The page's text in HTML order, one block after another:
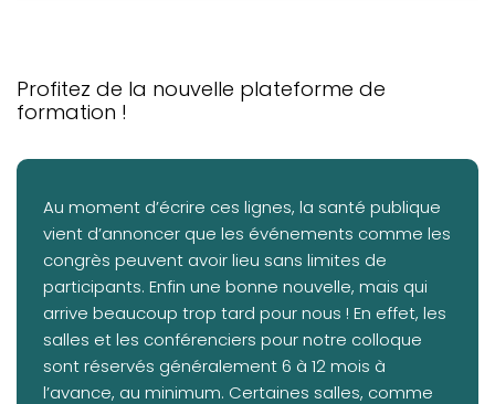
MOT DU CPRO
Profitez de la nouvelle plateforme de
formation !
Au moment d’écrire ces lignes, la santé publique
vient d’annoncer que les événements comme les
congrès peuvent avoir lieu sans limites de
participants. Enfin une bonne nouvelle, mais qui
arrive beaucoup trop tard pour nous ! En effet, les
salles et les conférenciers pour notre colloque
sont réservés généralement 6 à 12 mois à
l’avance, au minimum. Certaines salles, comme